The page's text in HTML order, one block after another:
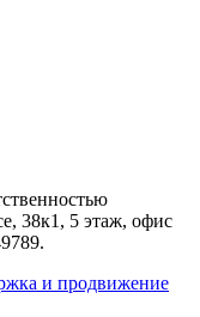
38к1, 5 этаж, офис
и продвижение